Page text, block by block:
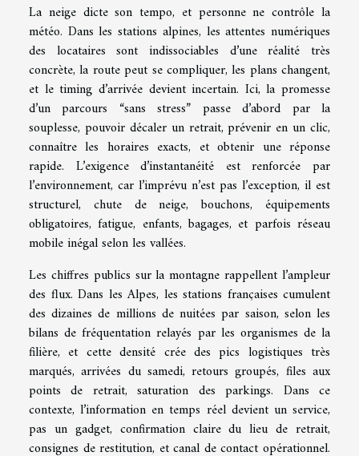
La neige dicte son tempo, et personne ne contrôle la
météo. Dans les stations alpines, les attentes numériques
des locataires sont indissociables d’une réalité très
concrète, la route peut se compliquer, les plans changent,
et le timing d’arrivée devient incertain. Ici, la promesse
d’un parcours “sans stress” passe d’abord par la
souplesse, pouvoir décaler un retrait, prévenir en un clic,
connaître les horaires exacts, et obtenir une réponse
rapide. L’exigence d’instantanéité est renforcée par
l’environnement, car l’imprévu n’est pas l’exception, il est
structurel, chute de neige, bouchons, équipements
obligatoires, fatigue, enfants, bagages, et parfois réseau
mobile inégal selon les vallées.
Les chiffres publics sur la montagne rappellent l’ampleur
des flux. Dans les Alpes, les stations françaises cumulent
des dizaines de millions de nuitées par saison, selon les
bilans de fréquentation relayés par les organismes de la
filière, et cette densité crée des pics logistiques très
marqués, arrivées du samedi, retours groupés, files aux
points de retrait, saturation des parkings. Dans ce
contexte, l’information en temps réel devient un service,
pas un gadget, confirmation claire du lieu de retrait,
consignes de restitution, et canal de contact opérationnel.